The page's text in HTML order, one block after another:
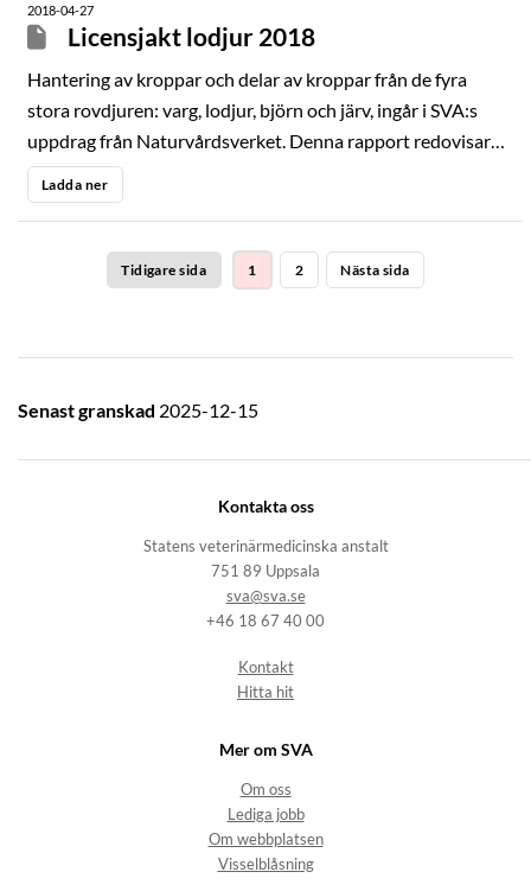
obduktion och ersätter enskilda obduktionsutlåtanden.
Syftet med rapporten är att redovisa fynd och data som
kan användas inom förvaltningen av lodjurspopulationen.
2018-04-27
Licensjakt lodjur 2018
Hantering av kroppar och delar av kroppar från de fyra
stora rovdjuren: varg, lodjur, björn och järv, ingår i SVA:s
uppdrag från Naturvårdsverket. Denna rapport redovisar
resultaten från SVA:s undersökningar av insända kroppar
från licensjakten på lodjur 2018. Rapporten sammanställer
obduktion och ersätter enskilda obduktionsutlåtanden.
Ladda ner
Tidigare sida 1 2 Nästa sida
Senast granskad 2025-12-15
Kontakta oss
Statens veterinärmedicinska anstalt
751 89 Uppsala
sva@sva.se
+46 18 67 40 00
Kontakt
Hitta hit
Mer om SVA
Om oss
Lediga jobb
Om webbplatsen
Visselblåsning